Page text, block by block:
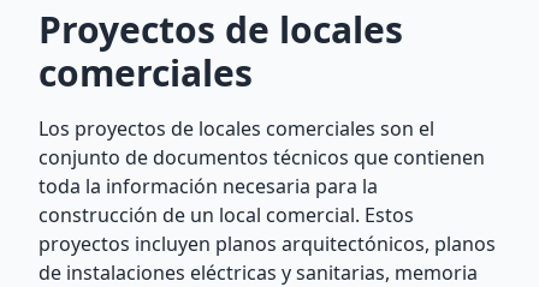
Proyectos de locales
comerciales
Los proyectos de locales comerciales son el
conjunto de documentos técnicos que contienen
toda la información necesaria para la
construcción de un local comercial. Estos
proyectos incluyen planos arquitectónicos, planos
de instalaciones eléctricas y sanitarias, memoria